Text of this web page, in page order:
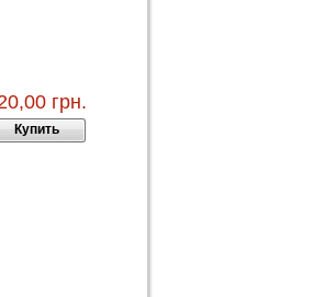
грн.
Купить